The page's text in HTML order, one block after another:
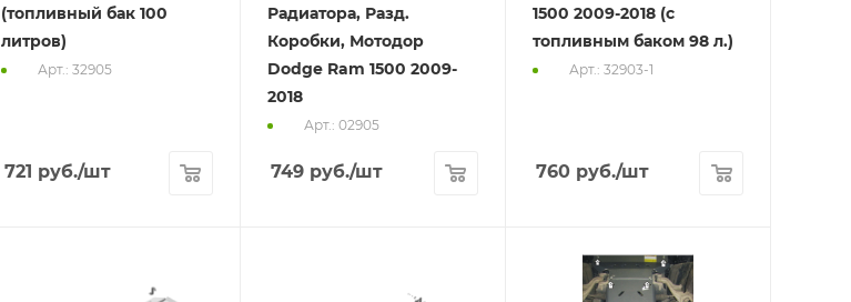
(топливный бак 100
литров)
Арт.: 32905
721 руб./шт
Радиатора, Разд.
Коробки, Мотодор
Dodge Ram 1500 2009-
2018
Арт.: 02905
749руб./шт
1500 2009-2018 (с
топливным баком 98 л.)
Арт.: 32903-1
760руб./шт